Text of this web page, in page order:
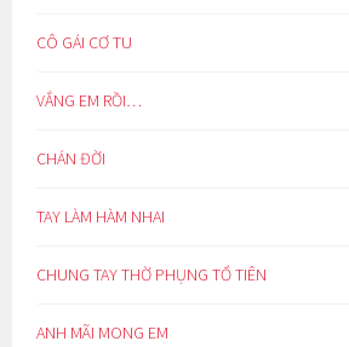
CÔ GÁI CƠ TU
VẮNG EM RỒI…
CHÁN ĐỜI
TAY LÀM HÀM NHAI
CHUNG TAY THỜ PHỤNG TỔ TIÊN
ANH MÃI MONG EM